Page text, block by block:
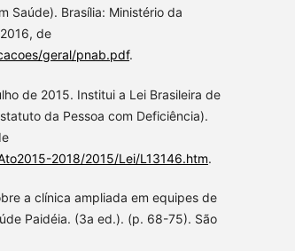
Saúde). Brasília: Ministério da
de
geral/pnab.pdf.
de 2015. Institui a Lei Brasileira de
da Pessoa com Deficiência).
2018/2015/Lei/L13146.htm.
a clínica ampliada em equipes de
Paidéia. (3a ed.). (p. 68-75). São